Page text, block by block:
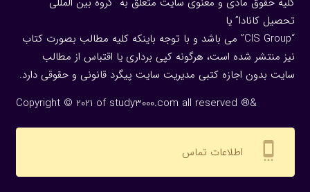
تحصیل کانادا” یا
“CIS Group” می باشد و با توجه باینکه کلیه مطالب بصورت کتاب
نیز منتشر شده است، هرگونه كپی برداری یا اقتباس از مطالب
سایت بدون اجازه كتبی مدیریت سایت پیگرد قانونی و حقوقی دارد.
Copyright © 2021 of study3000.com all reserved ®&
settings_cell اطلاعات تماس